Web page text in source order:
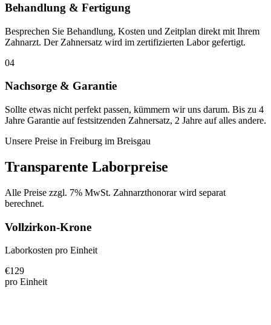
Behandlung & Fertigung
Besprechen Sie Behandlung, Kosten und Zeitplan direkt mit Ihrem
Zahnarzt. Der Zahnersatz wird im zertifizierten Labor gefertigt.
04
Nachsorge & Garantie
Sollte etwas nicht perfekt passen, kümmern wir uns darum. Bis zu 4
Jahre Garantie auf festsitzenden Zahnersatz, 2 Jahre auf alles andere.
Unsere Preise in Freiburg im Breisgau
Transparente Laborpreise
Alle Preise zzgl. 7% MwSt. Zahnarzthonorar wird separat
berechnet.
Vollzirkon-Krone
Laborkosten pro Einheit
€129
pro Einheit